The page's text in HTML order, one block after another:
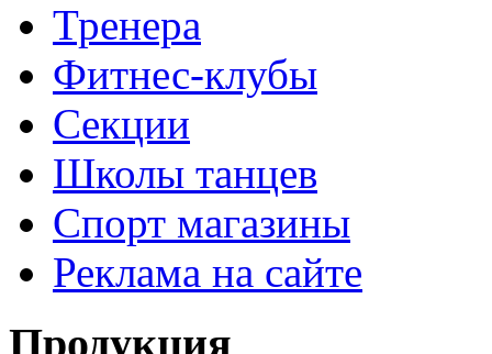
Тренера
Фитнес-клубы
Секции
Школы танцев
Спорт магазины
Реклама на сайте
Продукция